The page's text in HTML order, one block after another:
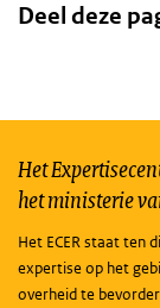
Deel deze
Het
het ministerie
Het ECER staat ten
expertise op het
overheid te